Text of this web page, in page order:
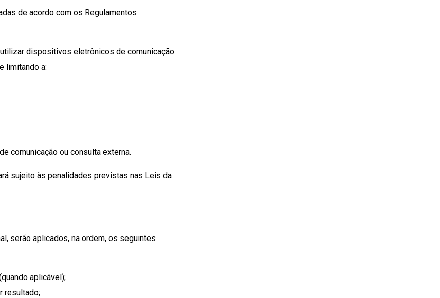
de acordo com os Regulamentos
dispositivos eletrônicos de comunicação
limitando a:
comunicação ou consulta externa.
sujeito às penalidades previstas nas Leis da
serão aplicados, na ordem, os seguintes
aplicável);
resultado;